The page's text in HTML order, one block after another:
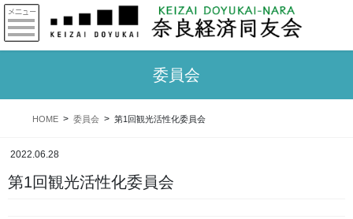
委員会
HOME 委員会 第1回観光活性化委員会
2022.06.28
第1回観光活性化委員会